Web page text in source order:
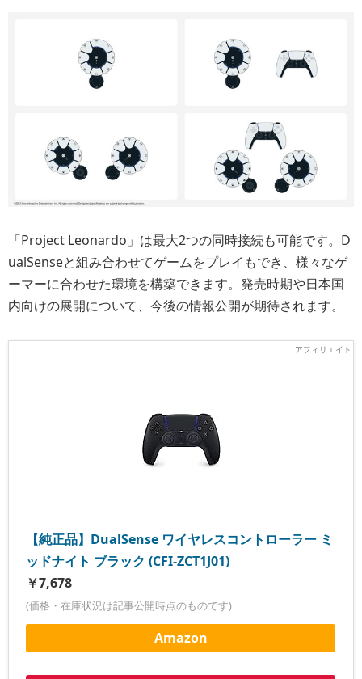
「Project Leonardo」は最大2つの同時接続も可能です。D
ualSenseと組み合わせてゲームをプレイもでき、様々なゲ
ーマーに合わせた環境を構築できます。発売時期や日本国
内向けの展開について、今後の情報公開が期待されます。
【純正品】DualSense ワイヤレスコントローラー ミ
ッドナイト ブラック (CFI-ZCT1J01)
￥7,678
(価格・在庫状況は記事公開時点のものです)
Amazon